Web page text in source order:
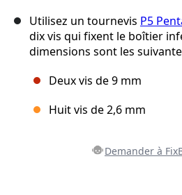
Utilisez un tournevis P5
dix vis qui fixent le boîtier
dimensions sont les
Deux vis de 9 mm
Huit vis de 2,6 mm
Demander à